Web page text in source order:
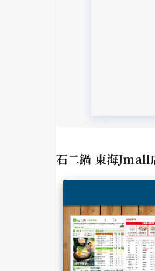
石二鍋 東海Jmall